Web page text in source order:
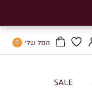
הסל שלי 0
SALE